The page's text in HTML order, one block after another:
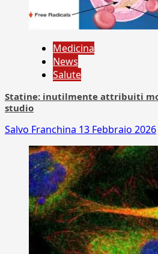
Medicina
News
Salute
Statine: inutilmente attribuiti
studio
Salvo Franchina 13 Febbraio 2026